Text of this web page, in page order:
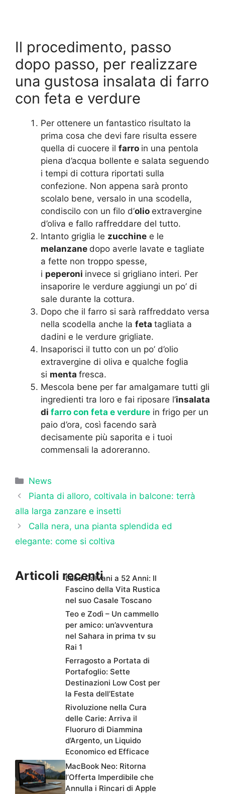
Il procedimento, passo
dopo passo, per realizzare
una gustosa insalata di farro
con feta e verdure
Per ottenere un fantastico risultato la
prima cosa che devi fare risulta essere
quella di cuocere il farro in una pentola
piena d’acqua bollente e salata seguendo
i tempi di cottura riportati sulla
confezione. Non appena sarà pronto
scolalo bene, versalo in una scodella,
condiscilo con un filo d’olio extravergine
d’oliva e fallo raffreddare del tutto.
Intanto griglia le zucchine e le
melanzane dopo averle lavate e tagliate
a fette non troppo spesse,
i peperoni invece si grigliano interi. Per
insaporire le verdure aggiungi un po’ di
sale durante la cottura.
Dopo che il farro si sarà raffreddato versa
nella scodella anche la feta tagliata a
dadini e le verdure grigliate.
Insaporisci il tutto con un po’ d’olio
extravergine di oliva e qualche foglia
si menta fresca.
Mescola bene per far amalgamare tutti gli
ingredienti tra loro e fai riposare l’insalata
di farro con feta e verdure in frigo per un
paio d’ora, così facendo sarà
decisamente più saporita e i tuoi
commensali la adoreranno.
Categorie
News
Pianta di alloro, coltivala in balcone: terrà
alla larga zanzare e insetti
Calla nera, una pianta splendida ed
elegante: come si coltiva
Articoli recentiLuca Calvani a 52 Anni: Il
Fascino della Vita Rustica
nel suo Casale Toscano
Teo e Zodì – Un cammello
per amico: un’avventura
nel Sahara in prima tv su
Rai 1
Ferragosto a Portata di
Portafoglio: Sette
Destinazioni Low Cost per
la Festa dell’Estate
Rivoluzione nella Cura
delle Carie: Arriva il
Fluoruro di Diammina
d’Argento, un Liquido
Economico ed Efficace
MacBook Neo: Ritorna
l’Offerta Imperdibile che
Annulla i Rincari di Apple